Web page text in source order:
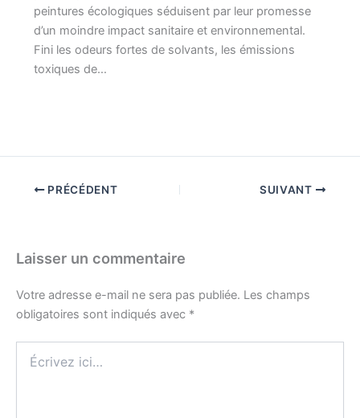
peintures écologiques séduisent par leur promesse
d’un moindre impact sanitaire et environnemental.
Fini les odeurs fortes de solvants, les émissions
toxiques de…
PRÉCÉDENT SUIVANT
Laisser un commentaire
Votre adresse e-mail ne sera pas publiée. Les champs
obligatoires sont indiqués avec *
ici…